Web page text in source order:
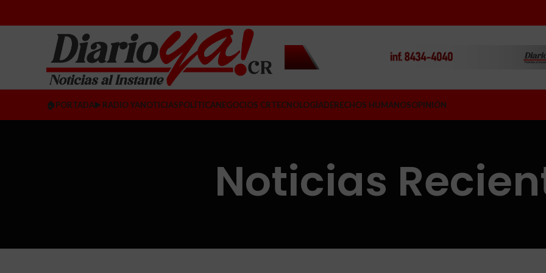
🏠PORTADA▶️ RADIO YANOTICIASPOLÍTICANEGOCIOS CRTECNOLOGÍADERECHOS HUMANOSOPINIÓN
Noticias